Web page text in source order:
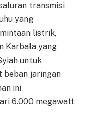
transmisi
yang
listrik,
Karbala yang
untuk
beban jaringan
ini
6.000 megawatt